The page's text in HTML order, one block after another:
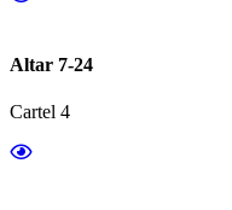
Altar 7-24
Cartel 4